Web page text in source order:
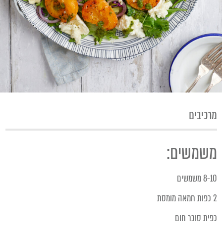
מרכיבים
משמשים:
8-10 משמשים
2 כפות חמאה מומסת
כפית סוכר חום